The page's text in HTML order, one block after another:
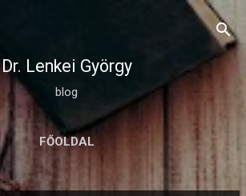
Dr. Lenkei György
blog
FŐOLDAL